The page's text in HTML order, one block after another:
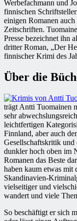
Werbefachmann und
finnischen
einigen Romanen
Zeitschriften.
Presse bezeichnet ihn
dritter Roman, „Der
finnischer Krimi des
Über die
trägt Antti Tuomainen
sehr
leichtfertigen
Finnland, aber auch
Gesellschaftskritik und
dunkler hoch oben im
Romanen das Beste
haben kaum etwas mit
Skandinavien-
vielseitiger und
wandert und viele
So beschäftigt er sich